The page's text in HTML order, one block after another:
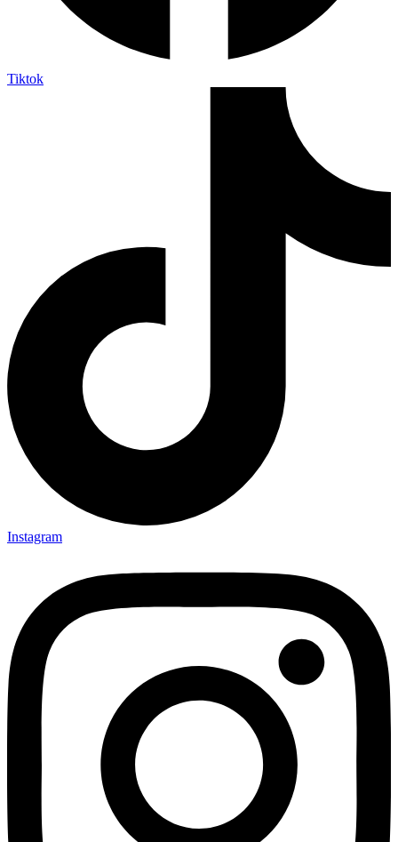
Tiktok
Instagram